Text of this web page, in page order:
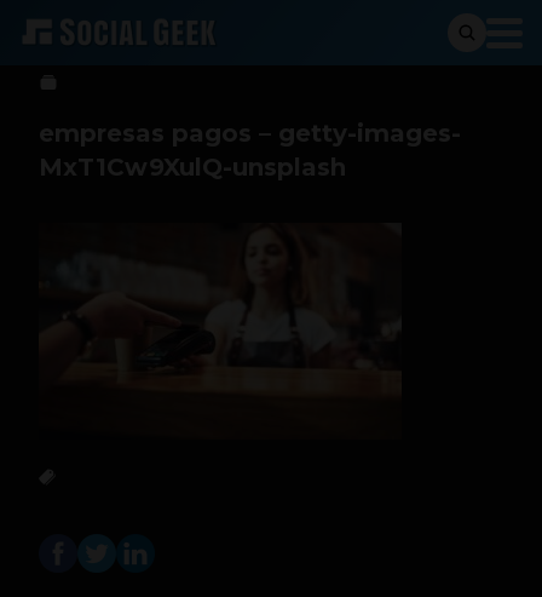
Sergio Ramos 7 de agosto de 2025
empresas pagos – getty-images-
MxT1Cw9XulQ-unsplash